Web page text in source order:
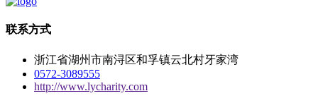
联系方式
浙江省湖州市南浔区和孚镇云北村牙家湾
0572-3089555
http://www.lycharity.com